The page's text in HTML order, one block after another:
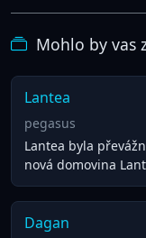
Mohlo by vas
Lantea
pegasus
Lantea byla
nová domovina
Dagan